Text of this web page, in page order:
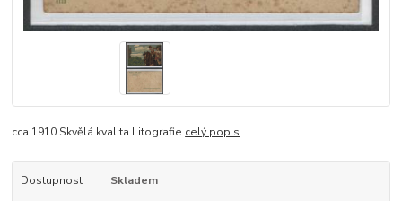
cca 1910 Skvělá kvalita Litografie celý popis
Dostupnost Skladem